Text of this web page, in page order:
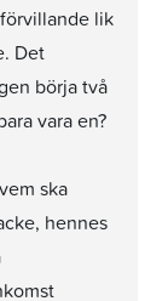
lik
Det
börja två
vara en?
ska
hennes